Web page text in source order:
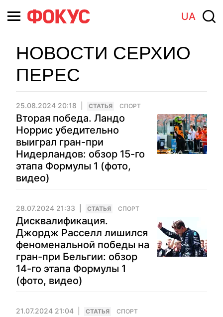
UA
НОВОСТИ СЕРХИО
ПЕРЕС
25.08.2024 20:18 CТАТЬЯ СПОРТ
Вторая победа. Ландо
Норрис убедительно
выиграл гран-при
Нидерландов: обзор 15-го
этапа Формулы 1 (фото,
видео)
28.07.2024 21:33 CТАТЬЯ СПОРТ
Дисквалификация.
Джордж Расселл лишился
феноменальной победы на
гран-при Бельгии: обзор
14-го этапа Формулы 1
(фото, видео)
21.07.2024 21:04 CТАТЬЯ СПОРТ